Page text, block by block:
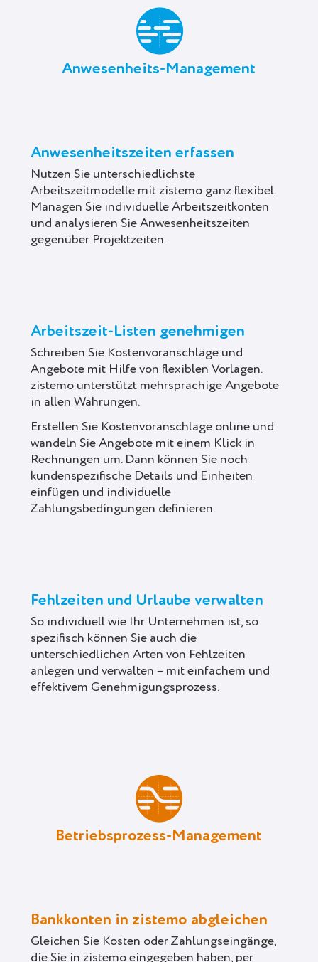
Anwesenheits-Management
Anwesenheitszeiten erfassen
Nutzen Sie unterschiedlichste
Arbeitszeitmodelle mit zistemo ganz flexibel.
Managen Sie individuelle Arbeitszeitkonten
und analysieren Sie Anwesenheitszeiten
gegenüber Projektzeiten.
Arbeitszeit-Listen genehmigen
Schreiben Sie Kostenvoranschläge und
Angebote mit Hilfe von flexiblen Vorlagen.
zistemo unterstützt mehrsprachige Angebote
in allen Währungen.
Erstellen Sie Kostenvoranschläge online und
wandeln Sie Angebote mit einem Klick in
Rechnungen um. Dann können Sie noch
kundenspezifische Details und Einheiten
einfügen und individuelle
Zahlungsbedingungen definieren.
Fehlzeiten und Urlaube verwalten
So individuell wie Ihr Unternehmen ist, so
spezifisch können Sie auch die
unterschiedlichen Arten von Fehlzeiten
anlegen und verwalten – mit einfachem und
effektivem Genehmigungsprozess.
Betriebsprozess-Management
Bankkonten in zistemo abgleichen
Gleichen Sie Kosten oder Zahlungseingänge,
die Sie in zistemo eingegeben haben, per